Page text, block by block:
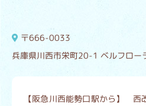
〒666-0033
兵庫県川西市栄町20-1 ベルフロー
【阪急川西能勢口駅から】 西